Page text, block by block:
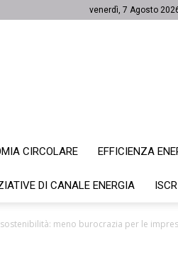
venerdì, 7 Agosto
CIRCOLARE EFFICIENZA
DI CANALE ENERGIA
sostenibilità: meno burocrazia per le